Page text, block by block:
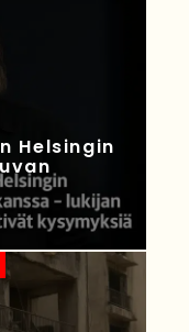
Helsingin